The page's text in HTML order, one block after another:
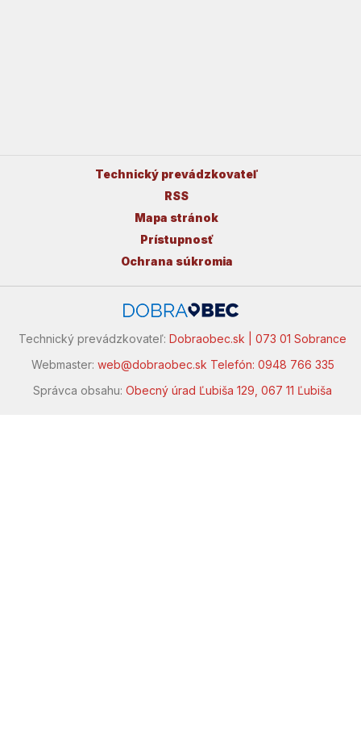
Technický prevádzkovateľ
RSS
Mapa stránok
Prístupnosť
Ochrana súkromia
Technický prevádzkovateľ: Dobraobec.sk | 073 01 Sobrance
Webmaster: web@dobraobec.sk Telefón: 0948 766 335
Správca obsahu: Obecný úrad Ľubiša 129, 067 11 Ľubiša